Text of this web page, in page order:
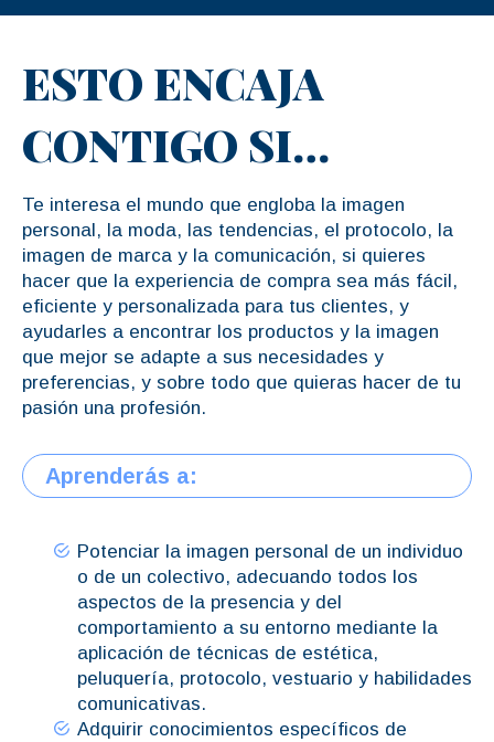
ESTO ENCAJA
CONTIGO SI…
Te interesa el mundo que engloba la imagen
personal, la moda, las tendencias, el protocolo, la
imagen de marca y la comunicación, si quieres
hacer que la experiencia de compra sea más fácil,
eficiente y personalizada para tus clientes, y
ayudarles a encontrar los productos y la imagen
que mejor se adapte a sus necesidades y
preferencias, y sobre todo que quieras hacer de tu
pasión una profesión.
Aprenderás a:
Potenciar la imagen personal de un individuo
o de un colectivo, adecuando todos los
aspectos de la presencia y del
comportamiento a su entorno mediante la
aplicación de técnicas de estética,
peluquería, protocolo, vestuario y habilidades
comunicativas.
Adquirir conocimientos específicos de